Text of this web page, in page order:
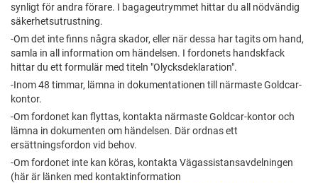
synligt för andra förare. I bagageutrymmet hittar du all nödvändig
säkerhetsutrustning.
-Om det inte finns några skador, eller när dessa har tagits om hand,
samla in all information om händelsen. I fordonets handskfack
hittar du ett formulär med titeln "Olycksdeklaration".
-Inom 48 timmar, lämna in dokumentationen till närmaste Goldcar-
kontor.
-Om fordonet kan flyttas, kontakta närmaste Goldcar-kontor och
lämna in dokumenten om händelsen. Där ordnas ett
ersättningsfordon vid behov.
-Om fordonet inte kan köras, kontakta Vägassistansavdelningen
(här är länken med kontaktinformation